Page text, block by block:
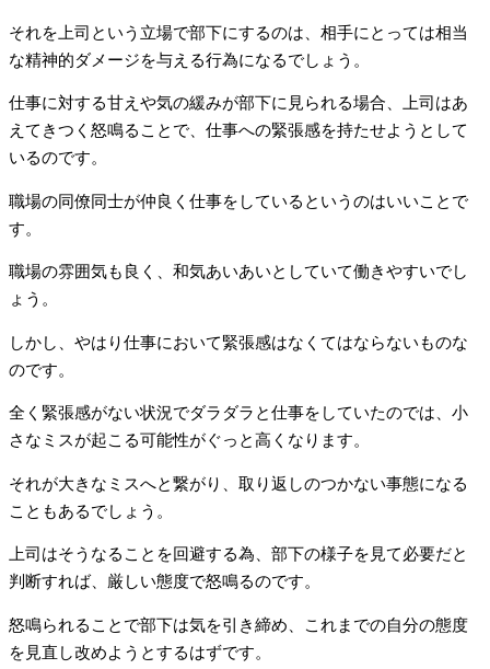
それを上司という立場で部下にするのは、相手にとっては相当
な精神的ダメージを与える行為になるでしょう。
仕事に対する甘えや気の緩みが部下に見られる場合、上司はあ
えてきつく怒鳴ることで、仕事への緊張感を持たせようとして
いるのです。
職場の同僚同士が仲良く仕事をしているというのはいいことで
す。
職場の雰囲気も良く、和気あいあいとしていて働きやすいでし
ょう。
しかし、やはり仕事において緊張感はなくてはならないものな
のです。
全く緊張感がない状況でダラダラと仕事をしていたのでは、小
さなミスが起こる可能性がぐっと高くなります。
それが大きなミスへと繋がり、取り返しのつかない事態になる
こともあるでしょう。
上司はそうなることを回避する為、部下の様子を見て必要だと
判断すれば、厳しい態度で怒鳴るのです。
怒鳴られることで部下は気を引き締め、これまでの自分の態度
を見直し改めようとするはずです。